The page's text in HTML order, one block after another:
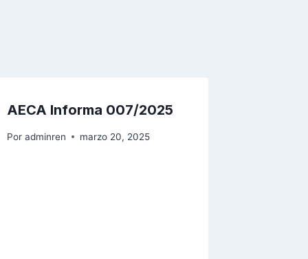
AECA Informa 007/2025
Por adminren marzo 20, 2025